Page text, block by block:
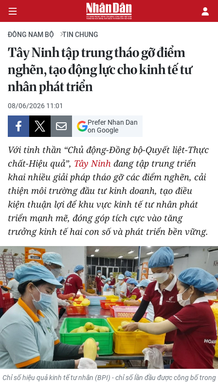
CHÍNH TRỊ
KINH TẾ
VĂN HÓA
XÃ HỘI
PHÁP LUẬT
DU LỊCH
THẾ GIỚI
THỂ THAO
GIÁO DỤC
Y TẾ
KHOA HỌC - CÔNG NGHỆ
MÔI TRƯỜNG
BẠN ĐỌC
KIỂM CHỨNG THÔNG TIN
ĐÔNG NAM BỘ TIN CHUNG
Tây Ninh tập trung tháo gỡ điểm
nghẽn, tạo động lực cho kinh tế tư
nhân phát triển
08/06/2026 11:01
Prefer Nhan Dan
on Google
Với tinh thần “Chủ động-Đồng bộ-Quyết liệt-Thực
chất-Hiệu quả”, Tây Ninh đang tập trung triển
khai nhiều giải pháp tháo gỡ các điểm nghẽn, cải
thiện môi trường đầu tư kinh doanh, tạo điều
kiện thuận lợi để khu vực kinh tế tư nhân phát
triển mạnh mẽ, đóng góp tích cực vào tăng
trưởng kinh tế hai con số và phát triển bền vững.
Chỉ số hiệu quả kinh tế tư nhân (BPI) - chỉ số lần đầu được công bố trong